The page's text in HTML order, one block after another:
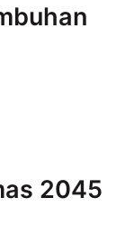
2045